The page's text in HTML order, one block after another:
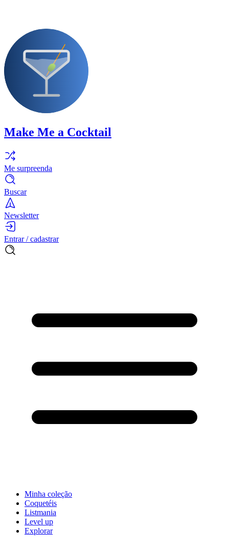
Make Me a Cocktail
Me surpreenda
Buscar
Newsletter
Entrar / cadastrar
Minha coleção
Coquetéis
Listmania
Level up
Explorar